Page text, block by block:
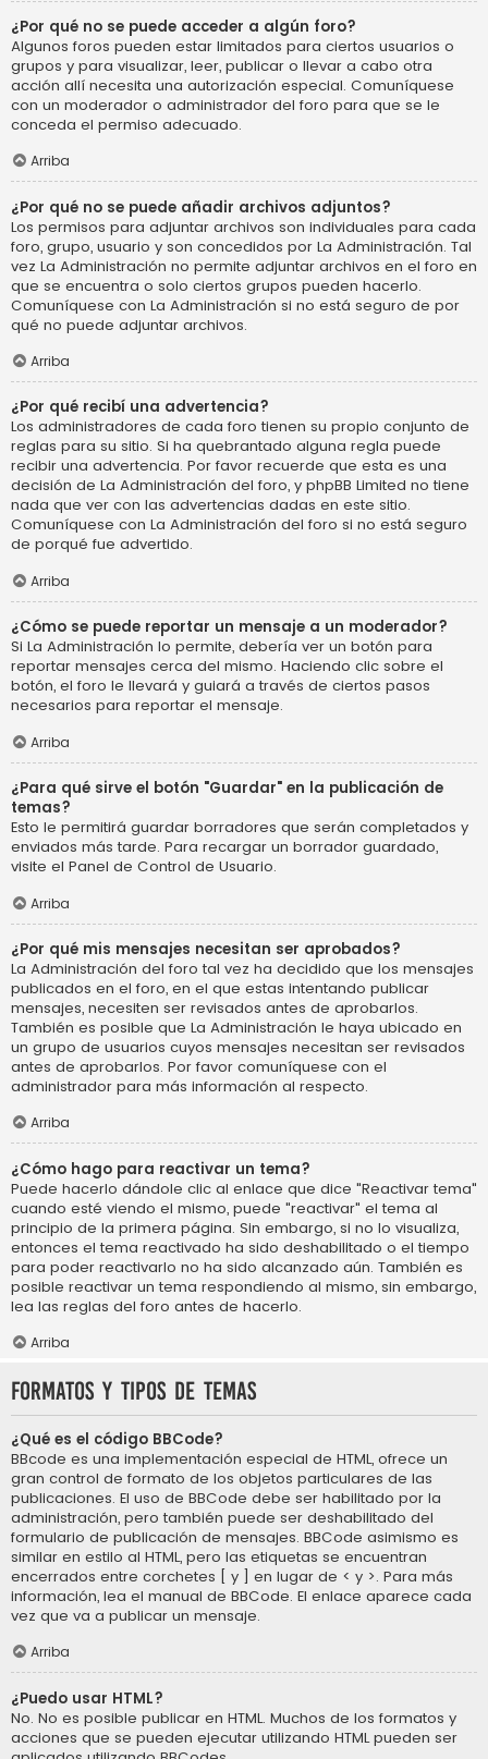
¿Por qué no se puede acceder a algún foro?
Algunos foros pueden estar limitados para ciertos usuarios o
grupos y para visualizar, leer, publicar o llevar a cabo otra
acción allí necesita una autorización especial. Comuníquese
con un moderador o administrador del foro para que se le
conceda el permiso adecuado.
Arriba
¿Por qué no se puede añadir archivos adjuntos?
Los permisos para adjuntar archivos son individuales para cada
foro, grupo, usuario y son concedidos por La Administración. Tal
vez La Administración no permite adjuntar archivos en el foro en
que se encuentra o solo ciertos grupos pueden hacerlo.
Comuníquese con La Administración si no está seguro de por
qué no puede adjuntar archivos.
Arriba
¿Por qué recibí una advertencia?
Los administradores de cada foro tienen su propio conjunto de
reglas para su sitio. Si ha quebrantado alguna regla puede
recibir una advertencia. Por favor recuerde que esta es una
decisión de La Administración del foro, y phpBB Limited no tiene
nada que ver con las advertencias dadas en este sitio.
Comuníquese con La Administración del foro si no está seguro
de porqué fue advertido.
Arriba
¿Cómo se puede reportar un mensaje a un moderador?
Si La Administración lo permite, debería ver un botón para
reportar mensajes cerca del mismo. Haciendo clic sobre el
botón, el foro le llevará y guiará a través de ciertos pasos
necesarios para reportar el mensaje.
Arriba
¿Para qué sirve el botón "Guardar" en la publicación de
temas?
Esto le permitirá guardar borradores que serán completados y
enviados más tarde. Para recargar un borrador guardado,
visite el Panel de Control de Usuario.
Arriba
¿Por qué mis mensajes necesitan ser aprobados?
La Administración del foro tal vez ha decidido que los mensajes
publicados en el foro, en el que estas intentando publicar
mensajes, necesiten ser revisados antes de aprobarlos.
También es posible que La Administración le haya ubicado en
un grupo de usuarios cuyos mensajes necesitan ser revisados
antes de aprobarlos. Por favor comuníquese con el
administrador para más información al respecto.
Arriba
¿Cómo hago para reactivar un tema?
Puede hacerlo dándole clic al enlace que dice "Reactivar tema"
cuando esté viendo el mismo, puede "reactivar" el tema al
principio de la primera página. Sin embargo, si no lo visualiza,
entonces el tema reactivado ha sido deshabilitado o el tiempo
para poder reactivarlo no ha sido alcanzado aún. También es
posible reactivar un tema respondiendo al mismo, sin embargo,
lea las reglas del foro antes de hacerlo.
Arriba
Formatos y tipos de temas
¿Qué es el código BBCode?
BBcode es una implementación especial de HTML, ofrece un
gran control de formato de los objetos particulares de las
publicaciones. El uso de BBCode debe ser habilitado por la
administración, pero también puede ser deshabilitado del
formulario de publicación de mensajes. BBCode asimismo es
similar en estilo al HTML, pero las etiquetas se encuentran
encerrados entre corchetes [ y ] en lugar de < y >. Para más
información, lea el manual de BBCode. El enlace aparece cada
vez que va a publicar un mensaje.
Arriba
¿Puedo usar HTML?
No. No es posible publicar en HTML. Muchos de los formatos y
acciones que se pueden ejecutar utilizando HTML pueden ser